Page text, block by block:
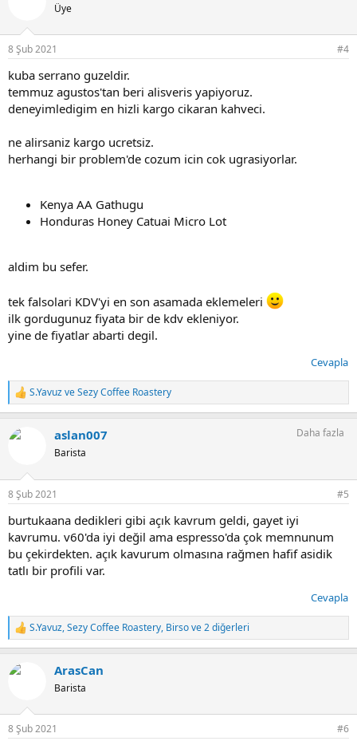
Üye
8 Şub 2021 #4
kuba serrano guzeldir.
temmuz agustos'tan beri alisveris yapiyoruz.
deneyimledigim en hizli kargo cikaran kahveci.
ne alirsaniz kargo ucretsiz.
herhangi bir problem'de cozum icin cok ugrasiyorlar.
Kenya AA Gathugu
Honduras Honey Catuai Micro Lot
aldim bu sefer.
tek falsolari KDV'yi en son asamada eklemeleri
ilk gordugunuz fiyata bir de kdv ekleniyor.
yine de fiyatlar abarti degil.
Cevapla
T
e
k
S.YavuzveSezy Coffee Roastery
aslan007
Barista
Daha fazla
8 Şub 2021 #5
burtukaana dedikleri gibi açık kavrum geldi, gayet iyi
kavrumu. v60'da iyi değil ama espresso'da çok memnunum
bu çekirdekten. açık kavurum olmasına rağmen hafif asidik
tatlı bir profili var.
Cevapla
T
e
k
S.Yavuz,Sezy Coffee Roastery, Birsove 2 diğerleri
ArasCan
Barista
8 Şub 2021 #6